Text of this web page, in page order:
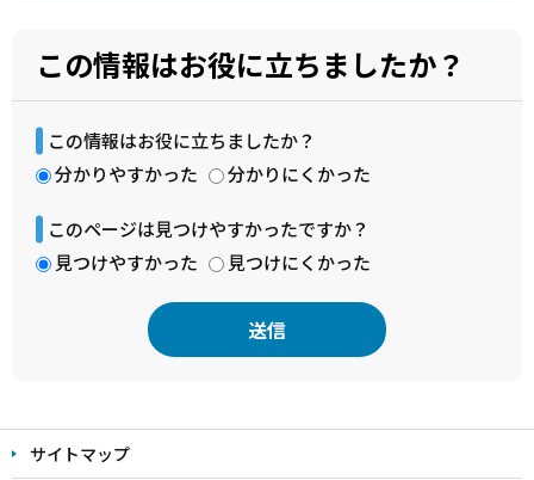
この情報はお役に立ちましたか？
この情報はお役に立ちましたか？
分かりやすかった
分かりにくかった
このページは見つけやすかったですか？
見つけやすかった
見つけにくかった
文
こ サイトマップ